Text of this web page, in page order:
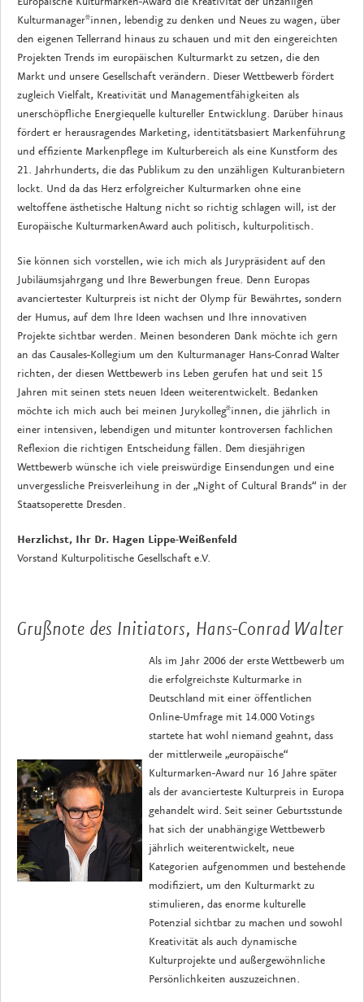
Kulturmanager*innen, lebendig zu denken und Neues zu wagen, über
den eigenen Tellerrand hinaus zu schauen und mit den eingereichten
Projekten Trends im europäischen Kulturmarkt zu setzen, die den
Markt und unsere Gesellschaft verändern. Dieser Wettbewerb fördert
zugleich Vielfalt, Kreativität und Managementfähigkeiten als
unerschöpfliche Energiequelle kultureller Entwicklung. Darüber hinaus
fördert er herausragendes Marketing, identitätsbasiert Markenführung
und effiziente Markenpflege im Kulturbereich als eine Kunstform des
21. Jahrhunderts, die das Publikum zu den unzähligen Kulturanbietern
lockt. Und da das Herz erfolgreicher Kulturmarken ohne eine
weltoffene ästhetische Haltung nicht so richtig schlagen will, ist der
Europäische KulturmarkenAward auch politisch, kulturpolitisch.
Sie können sich vorstellen, wie ich mich als Jurypräsident auf den
Jubiläumsjahrgang und Ihre Bewerbungen freue. Denn Europas
avanciertester Kulturpreis ist nicht der Olymp für Bewährtes, sondern
der Humus, auf dem Ihre Ideen wachsen und Ihre innovativen
Projekte sichtbar werden. Meinen besonderen Dank möchte ich gern
an das Causales-Kollegium um den Kulturmanager Hans-Conrad Walter
richten, der diesen Wettbewerb ins Leben gerufen hat und seit 15
Jahren mit seinen stets neuen Ideen weiterentwickelt. Bedanken
möchte ich mich auch bei meinen Jurykolleg*innen, die jährlich in
einer intensiven, lebendigen und mitunter kontroversen fachlichen
Reflexion die richtigen Entscheidung fällen. Dem diesjährigen
Wettbewerb wünsche ich viele preiswürdige Einsendungen und eine
unvergessliche Preisverleihung in der „Night of Cultural Brands“ in der
Staatsoperette Dresden.
Herzlichst, Ihr Dr. Hagen Lippe-Weißenfeld
Vorstand Kulturpolitische Gesellschaft e.V.
Grußnote des Initiators, Hans-Conrad Walter
Als im Jahr 2006 der erste Wettbewerb um
die erfolgreichste Kulturmarke in
Deutschland mit einer öffentlichen
Online-Umfrage mit 14.000 Votings
startete hat wohl niemand geahnt, dass
der mittlerweile „europäische“
Kulturmarken-Award nur 16 Jahre später
als der avancierteste Kulturpreis in Europa
gehandelt wird. Seit seiner Geburtsstunde
hat sich der unabhängige Wettbewerb
jährlich weiterentwickelt, neue
Kategorien aufgenommen und bestehende
modifiziert, um den Kulturmarkt zu
stimulieren, das enorme kulturelle
Potenzial sichtbar zu machen und sowohl
Kreativität als auch dynamische
Kulturprojekte und außergewöhnliche
Persönlichkeiten auszuzeichnen.